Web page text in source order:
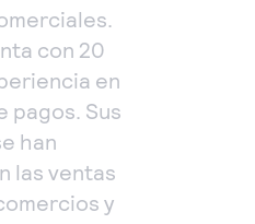
con 20
en
pagos. Sus
han
las ventas
y